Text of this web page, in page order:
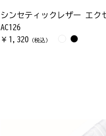
AC126
￥ 1,320 （税込）